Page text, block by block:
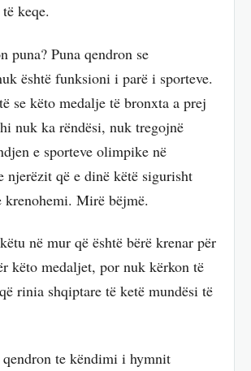
keqe.
puna? Puna qendron se
është funksioni i parë i sporteve.
se këto medalje të bronxta a prej
nuk ka rëndësi, nuk tregojnë
e sporteve olimpike në
njerëzit që e dinë këtë sigurisht
krenohemi. Mirë bëjmë.
në mur që është bërë krenar për
këto medaljet, por nuk kërkon të
rinia shqiptare të ketë mundësi të
te këndimi i hymnit